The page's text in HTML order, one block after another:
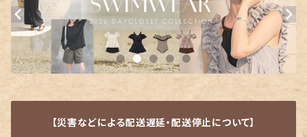
【災害などによる配送遅延・配送停止について】